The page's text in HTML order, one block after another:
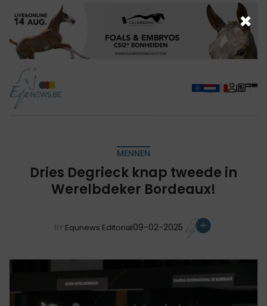
MENNEN
Dries Degrieck knap tweede in
Werelbdeker Bordeaux!
BY Equnews Editorial09-02-2025
×